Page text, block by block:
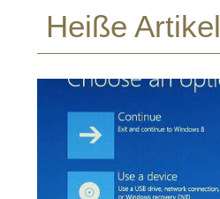
Heiße Artikel